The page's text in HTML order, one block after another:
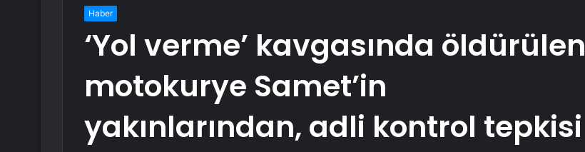
Haber
‘Yol verme’ kavgasında öldürülen
motokurye Samet’in
yakınlarından, adli kontrol tepkisi